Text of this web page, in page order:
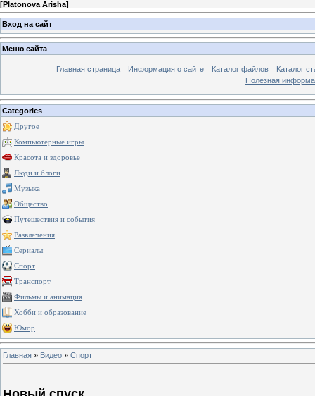
[Platonova Arisha]
Вход на сайт
Меню сайта
Главная страница Информация о сайте Каталог файлов
Каталог
Полезная
Categories
Другое
Компьютерные игры
Красота и здоровье
Люди и блоги
Музыка
Общество
Путешествия и события
Развлечения
Сериалы
Спорт
Транспорт
Фильмы и анимация
Хобби и образование
Юмор
Главная » Видео » Спорт